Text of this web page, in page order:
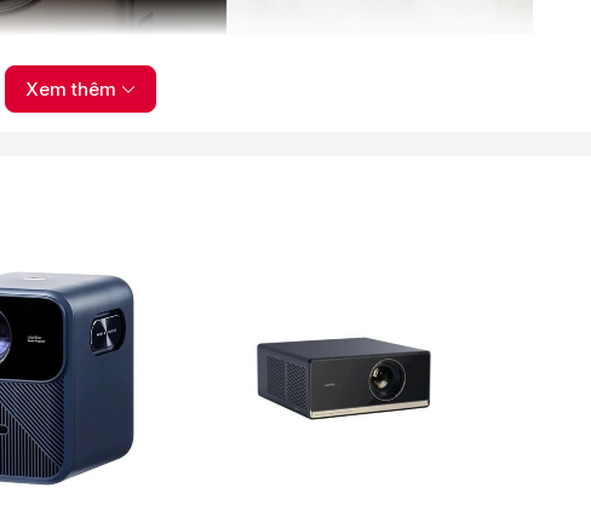
linh hoạt ở nhiều vị trí. Dù đặt máy trên bàn, gắn trên trần hay chiếu
tự động lấy nét và tự động hiệu chỉnh Keystone đa hướng.
độ phân giải Full HD 1920 × 1080p, hỗ trợ phát nội dung lên đến 4K.
chi tiết, rõ nét và màu sắc sống động. Độ sáng 200 ISO Lumens đảm
Xem thêm